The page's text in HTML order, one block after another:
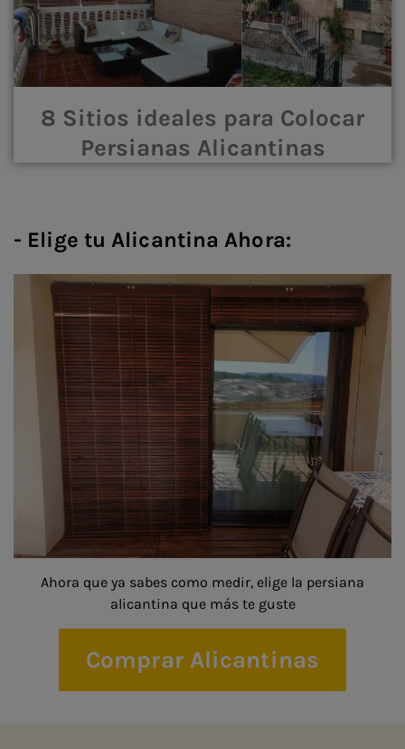
8 Sitios ideales para Colocar
Persianas Alicantinas
- Elige tu Alicantina Ahora:
Ahora que ya sabes como medir, elige la persiana
alicantina que más te guste
Comprar Alicantinas